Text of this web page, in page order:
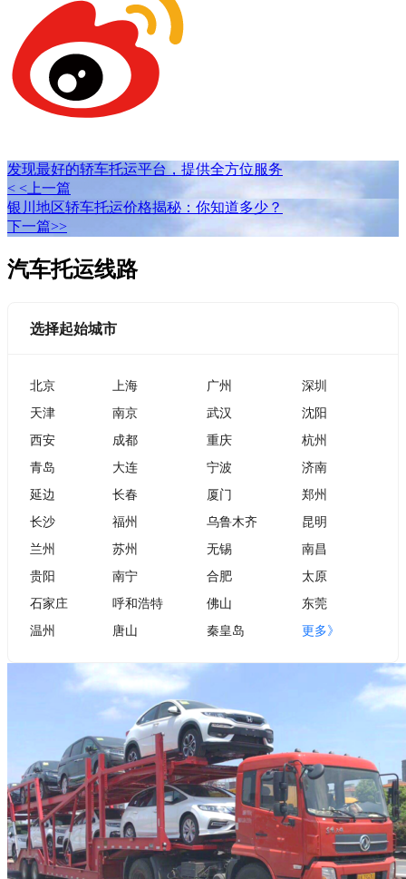
发现最好的轿车托运平台，提供全方位服务
< <上一篇
银川地区轿车托运价格揭秘：你知道多少？
下一篇>>
汽车托运线路
选择起始城市
北京 上海 广州
深圳
天津
南京 武汉
沈阳
西安
成都 重庆
杭州
青岛
大连 宁波
济南
延边
长春 厦门
郑州
长沙
福州 乌鲁木齐
昆明
兰州
苏州 无锡
南昌
贵阳
南宁 合肥
太原
石家庄
呼和浩特 佛山
东莞
温州
唐山 秦皇岛 更多》